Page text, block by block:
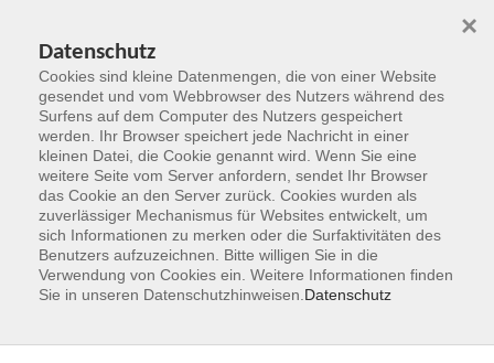
Zum Hauptinhalt springen
Der Kurs konnte nicht gefunden werden.
Datenschutz
Cookies sind kleine Datenmengen, die von einer Website
gesendet und vom Webbrowser des Nutzers während des
Surfens auf dem Computer des Nutzers gespeichert
werden. Ihr Browser speichert jede Nachricht in einer
kleinen Datei, die Cookie genannt wird. Wenn Sie eine
weitere Seite vom Server anfordern, sendet Ihr Browser
das Cookie an den Server zurück. Cookies wurden als
zuverlässiger Mechanismus für Websites entwickelt, um
sich Informationen zu merken oder die Surfaktivitäten des
Benutzers aufzuzeichnen. Bitte willigen Sie in die
Verwendung von Cookies ein. Weitere Informationen finden
Sie in unseren Datenschutzhinweisen. Datenschutz
×